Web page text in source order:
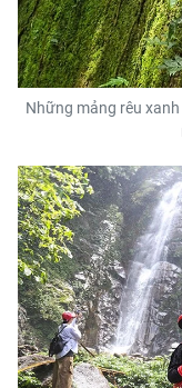
Những mảng rêu